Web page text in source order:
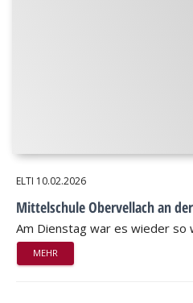
ELTI 10.02.2026
Mittelschule Obervellach an
Am Dienstag war es wieder so
MEHR